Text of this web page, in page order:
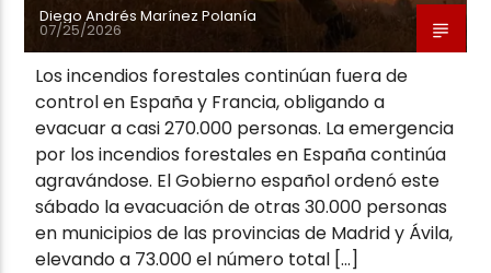
Diego Andrés Marínez Polanía
07/25/2026
Los incendios forestales continúan fuera de
control en España y Francia, obligando a
evacuar a casi 270.000 personas. La emergencia
por los incendios forestales en España continúa
agravándose. El Gobierno español ordenó este
sábado la evacuación de otras 30.000 personas
en municipios de las provincias de Madrid y Ávila,
elevando a 73.000 el número total […]